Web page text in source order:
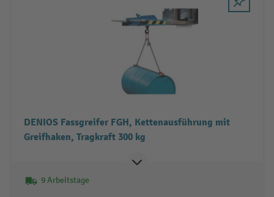
DENIOS Fassgreifer FGH, Kettenausführung mit
Greifhaken, Tragkraft 300 kg
9 Arbeitstage